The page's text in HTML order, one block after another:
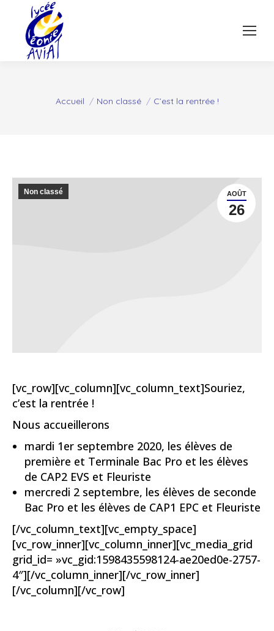
Vous êtes ici :
Accueil Non classé C’est la rentrée !
AOÛT
26
Non classé
[vc_row][vc_column][vc_column_text]Souriez,
c’est la rentrée !
Nous accueillerons
mardi 1er septembre 2020, les élèves de
première et Terminale Bac Pro et les élèves
de CAP2 EVS et Fleuriste
mercredi 2 septembre, les élèves de seconde
Bac Pro et les élèves de CAP1 EPC et Fleuriste
[/vc_column_text][vc_empty_space]
[vc_row_inner][vc_column_inner][vc_media_grid
grid_id= »vc_gid:1598435598124-ae20ed0e-2757-
4″][/vc_column_inner][/vc_row_inner]
[/vc_column][/vc_row]